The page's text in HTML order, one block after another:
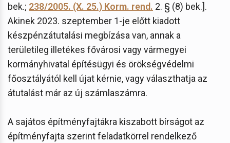
bek.; 238/2005. (X. 25.) Korm. rend. 2. § (8) bek.].
Akinek 2023. szeptember 1-je előtt kiadott
készpénzátutalási megbízása van, annak a
területileg illetékes fővárosi vagy vármegyei
kormányhivatal építésügyi és örökségvédelmi
főosztályától kell újat kérnie, vagy választhatja az
átutalást már az új számlaszámra.
A sajátos építményfajtákra kiszabott bírságot az
építményfajta szerint feladatkörrel rendelkező